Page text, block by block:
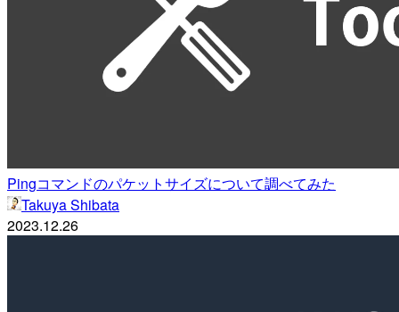
Pingコマンドのパケットサイズについて調べてみた
Takuya Shibata
2023.12.26